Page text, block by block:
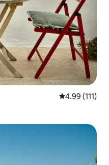
從 111 則評價
4.99 (111)